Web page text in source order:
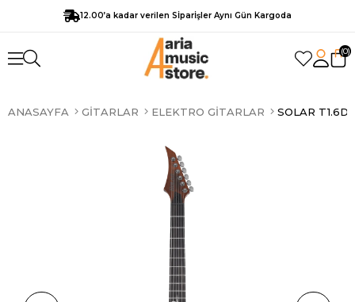
12.00’a kadar verilen Sİparİşler Aynı Gün Kargoda
0
ANASAYFA GITARLAR ELEKTRO GITARLAR